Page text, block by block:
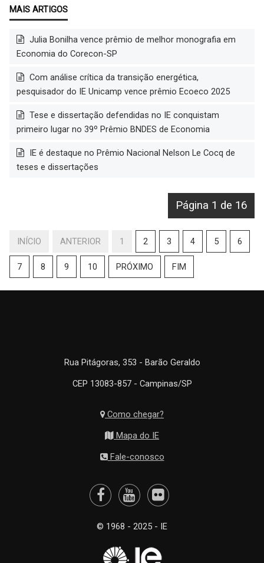
Julia Bonilha vence prêmio de melhor monografia em
Economia do Corecon-SP
Com análise crítica da transição energética,
pesquisador do IE Unicamp vence prêmio Ecoeco 2025
Tese e dissertação defendidas no IE conquistam
primeiro lugar no 39º Prêmio BNDES de Economia
IE é destaque no Prêmio Nacional Nelson Le Cocq de
teses e dissertações
Página 1 de 16
INÍCIO ANTERIOR 1 2 3 4 5 6
7 8 9 10 PRÓXIMO FIM
Rua Pitágoras, 353 - Barão Geraldo
CEP 13083-857 - Campinas/SP
Como chegar?
Mapa do IE
Fale-conosco
© 1968 - 2025 - IE